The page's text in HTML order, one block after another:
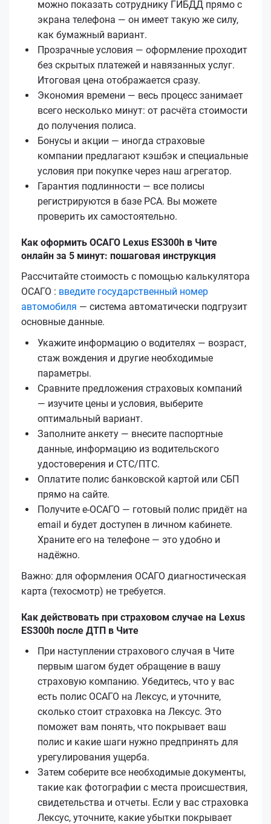
можно показать сотруднику ГИБДД прямо с
экрана телефона — он имеет такую же силу,
как бумажный вариант.
Прозрачные условия — оформление проходит
без скрытых платежей и навязанных услуг.
Итоговая цена отображается сразу.
Экономия времени — весь процесс занимает
всего несколько минут: от расчёта стоимости
до получения полиса.
Бонусы и акции — иногда страховые
компании предлагают кэшбэк и специальные
условия при покупке через наш агрегатор.
Гарантия подлинности — все полисы
регистрируются в базе РСА. Вы можете
проверить их самостоятельно.
Как оформить ОСАГО Lexus ES300h в Чите
онлайн за 5 минут: пошаговая инструкция
Рассчитайте стоимость с помощью калькулятора
ОСАГО : введите государственный номер
автомобиля — система автоматически подгрузит
основные данные.
Укажите информацию о водителях — возраст,
стаж вождения и другие необходимые
параметры.
Сравните предложения страховых компаний
— изучите цены и условия, выберите
оптимальный вариант.
Заполните анкету — внесите паспортные
данные, информацию из водительского
удостоверения и СТС/ПТС.
Оплатите полис банковской картой или СБП
прямо на сайте.
Получите е‑ОСАГО — готовый полис придёт на
email и будет доступен в личном кабинете.
Храните его на телефоне — это удобно и
надёжно.
Важно: для оформления ОСАГО диагностическая
карта (техосмотр) не требуется.
Как действовать при страховом случае на Lexus
ES300h после ДТП в Чите
При наступлении страхового случая в Чите
первым шагом будет обращение в вашу
страховую компанию. Убедитесь, что у вас
есть полис ОСАГО на Лексус, и уточните,
сколько стоит страховка на Лексус. Это
поможет вам понять, что покрывает ваш
полис и какие шаги нужно предпринять для
урегулирования ущерба.
Затем соберите все необходимые документы,
такие как фотографии с места происшествия,
свидетельства и отчеты. Если у вас страховка
Лексус, уточните, какие убытки покрывает